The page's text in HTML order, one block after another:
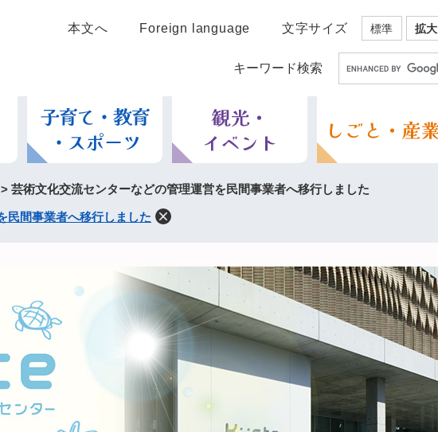
本文へ Foreign language 文字サイズ 標準 拡大
キーワード検索
> 芸術文化交流センターなどの管理運営を民間事業者へ移行しました
民間事業者へ移行しました